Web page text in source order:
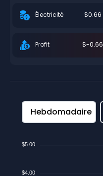
Électricité $0.66
Profit $-0.66
Hebdomadaire
$5.00
$4.00